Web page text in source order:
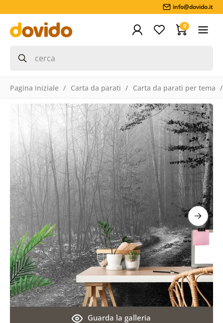
info@dovido.it
0
Pagina iniziale Carta da parati Carta da parati per tema
Guarda la galleria